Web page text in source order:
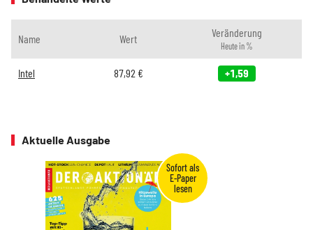
Name Wert Veränderung
Heute in %
Intel 87,92 € +1,59
Aktuelle Ausgabe